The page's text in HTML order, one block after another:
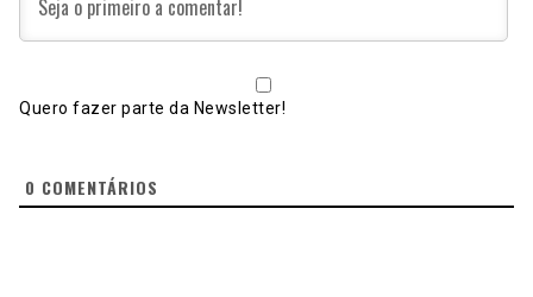
Quero fazer parte da Newsletter!
0 COMENTÁRIOS